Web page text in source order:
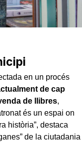
en un procés
de cap
de llibres,
és un espai on
història”, destaca
de la ciutadania